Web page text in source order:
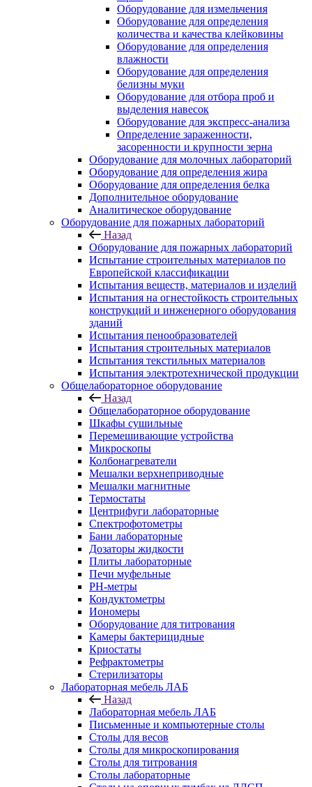
Оборудование для измельчения
Оборудование для определения
количества и качества клейковины
Оборудование для определения
влажности
Оборудование для определения
белизны муки
Оборудование для отбора проб и
выделения навесок
Оборудование для экспресс-анализа
Определение зараженности,
засоренности и крупности зерна
Оборудование для молочных лабораторий
Оборудование для определения жира
Оборудование для определения белка
Дополнительное оборудование
Аналитическое оборудование
Оборудование для пожарных лабораторий
Назад
Оборудование для пожарных лабораторий
Испытание строительных материалов по
Европейской классификации
Испытания веществ, материалов и изделий
Испытания на огнестойкость строительных
конструкций и инженерного оборудования
зданий
Испытания пенообразователей
Испытания строительных материалов
Испытания текстильных материалов
Испытания электротехнической продукции
Общелабораторное оборудование
Назад
Общелабораторное оборудование
Шкафы сушильные
Перемешивающие устройства
Микроскопы
Колбонагреватели
Мешалки верхнеприводные
Мешалки магнитные
Термостаты
Центрифуги лабораторные
Спектрофотометры
Бани лабораторные
Дозаторы жидкости
Плиты лабораторные
Печи муфельные
РН-метры
Кондуктометры
Иономеры
Оборудование для титрования
Камеры бактерицидные
Криостаты
Рефрактометры
Стерилизаторы
Лабораторная мебель ЛАБ
Назад
Лабораторная мебель ЛАБ
Письменные и компьютерные столы
Столы для весов
Столы для микроскопирования
Столы для титрования
Столы лабораторные